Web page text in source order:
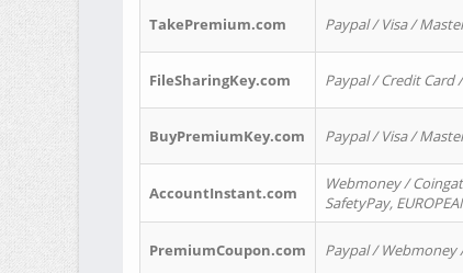
TakePremium.com Paypal / Visa /
FileSharingKey.com Paypal / Credit Card
BuyPremiumKey.com Paypal / Visa /
AccountInstant.com
Webmoney /
SafetyPay,
PremiumCoupon.com Paypal / Webmoney